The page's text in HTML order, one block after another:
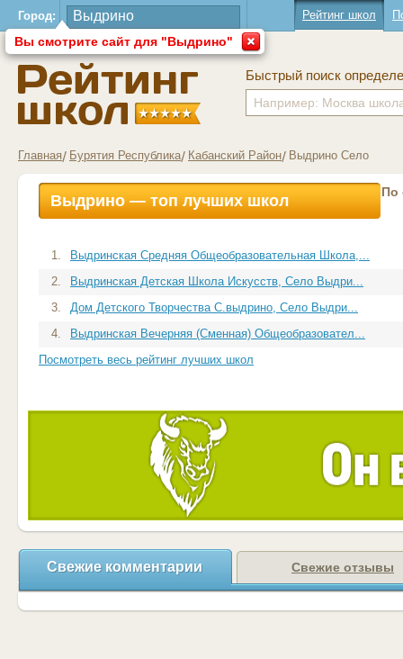
Город:
Вы смотрите сайт для "Выдрино"
Рейтинг школ
Быстрый поиск
Главная Бурятия Республика Кабанский Район Выдрино Село
Выдрино — топ лучших школ По
1.
Выдринская Средняя Общеобразовательная Школа,...
2.
Выдринская Детская Школа Искусств, Село Выдри...
3.
Дом Детского Творчества С.выдрино, Село Выдри...
4.
Выдринская Вечерняя (Сменная) Общеобразовател...
Посмотреть весь рейтинг лучших школ
Свежие комментарии Свежие отзывы